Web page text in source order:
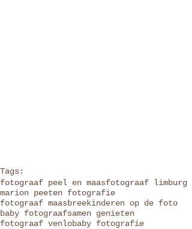
Tags:
fotograaf peel en maasfotograaf limburg
marion peeten fotografie
fotograaf maasbreekinderen op de foto
baby fotograafsamen genieten
fotograaf venlobaby fotografie